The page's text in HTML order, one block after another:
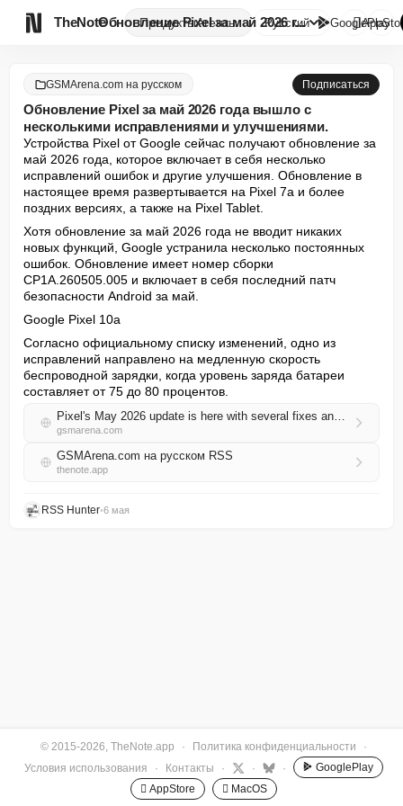
TheNote ПродуктыАгенты
Обновление Pixel за май 2026 г...
Русский GooglePlay

GSMArena.com на русском Подписаться
Обновление Pixel за май 2026 года вышло с
несколькими исправлениями и улучшениями.
Устройства Pixel от Google сейчас получают обновление за
май 2026 года, которое включает в себя несколько
исправлений ошибок и другие улучшения. Обновление в
настоящее время развертывается на Pixel 7a и более
поздних версиях, а также на Pixel Tablet.
Хотя обновление за май 2026 года не вводит никаких
новых функций, Google устранила несколько постоянных
ошибок. Обновление имеет номер сборки
CP1A.260505.005 и включает в себя последний патч
безопасности Android за май.
Google Pixel 10a
Согласно официальному списку изменений, одно из
исправлений направлено на медленную скорость
беспроводной зарядки, когда уровень заряда батареи
составляет от 75 до 80 процентов.
Pixel's May 2026 update is here with several fixes and improvements
gsmarena.com
GSMArena.com на русском RSS
thenote.app
RSS Hunter•6 мая
© 2015-2026, TheNote.app · Политика конфиденциальности
·
Условия использования
· Контакты · · ·
GooglePlay
 AppStore
 MacOS